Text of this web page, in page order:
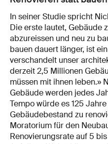
In seiner Studie spricht
Die erste lautet, Gebäude
abzureissen und neu zu
bauen dauert länger, ist
verschandelt unser
derzeit 2,5 Millionen
müssen mit ihnen leben.»
Gebäude werden jedes
Tempo würde es 125
Gebäudebestand zu
Moratorium für den
Renovierungsrate auf 5